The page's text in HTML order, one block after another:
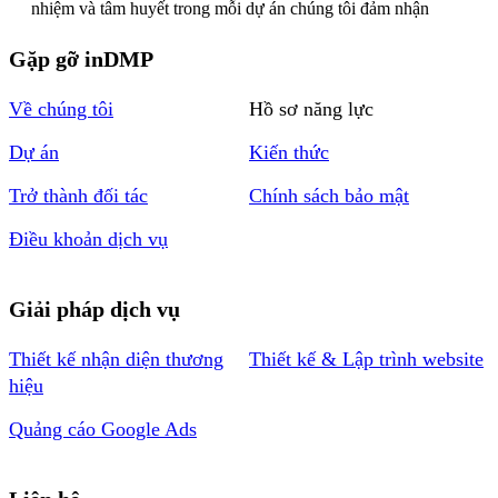
nhiệm và tâm huyết trong mỗi dự án chúng tôi đảm nhận
Gặp gỡ inDMP
Về chúng tôi
Hồ sơ năng lực
Dự án
Kiến thức
Trở thành đối tác
Chính sách bảo mật
Điều khoản dịch vụ
Giải pháp dịch vụ
Thiết kế nhận diện thương
hiệu
Thiết kế & Lập trình website
Quảng cáo Google Ads